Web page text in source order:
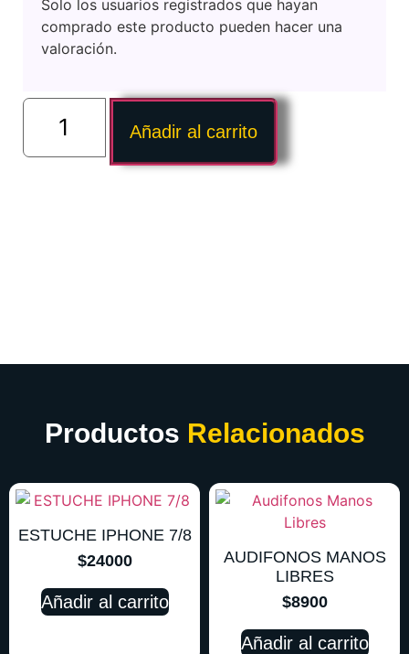
Solo los usuarios registrados que hayan
comprado este producto pueden hacer una
valoración.
Añadir al carrito
Productos Relacionados
ESTUCHE IPHONE 7/8
$24000
Añadir al carrito
AUDIFONOS MANOS
LIBRES
$8900
Añadir al carrito